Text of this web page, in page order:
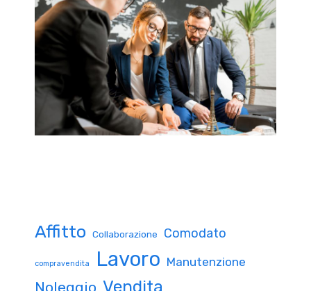
Affitto Collaborazione Comodato
compravendita Lavoro Manutenzione
Noleggio Vendita